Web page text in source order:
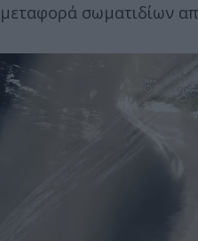
μεταφορά σωματιδίων